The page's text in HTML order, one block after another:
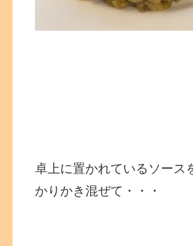
卓上に置かれているソース
かりかき混ぜて・・・